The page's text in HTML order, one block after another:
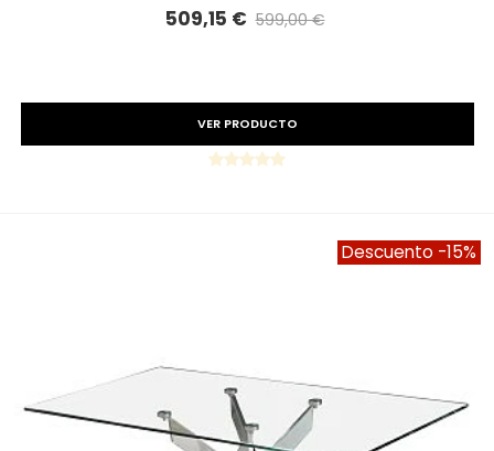
509,15 € 599,00 €
VER PRODUCTO
Descuento -15%